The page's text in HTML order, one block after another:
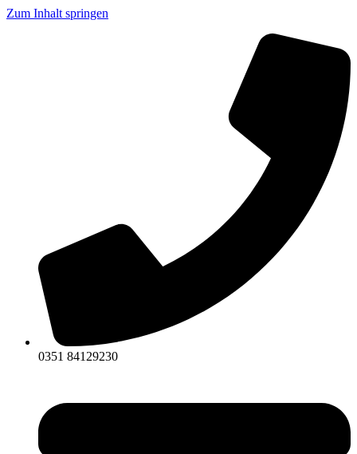
Zum Inhalt springen
0351 84129230